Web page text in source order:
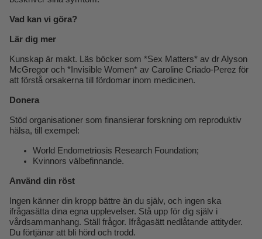
Vad kan vi göra?
Lär dig mer
Kunskap är makt. Läs böcker som *Sex Matters* av dr Alyson
McGregor och *Invisible Women* av Caroline Criado-Perez för
att förstå orsakerna till fördomar inom medicinen.
Donera
Stöd organisationer som finansierar forskning om reproduktiv
hälsa, till exempel:
World Endometriosis Research Foundation;
Kvinnors välbefinnande.
Använd din röst
Ingen känner din kropp bättre än du själv, och ingen ska
ifrågasätta dina egna upplevelser. Stå upp för dig själv i
vårdsammanhang. Ställ frågor. Ifrågasätt nedlåtande attityder.
Du förtjänar att bli hörd och trodd.